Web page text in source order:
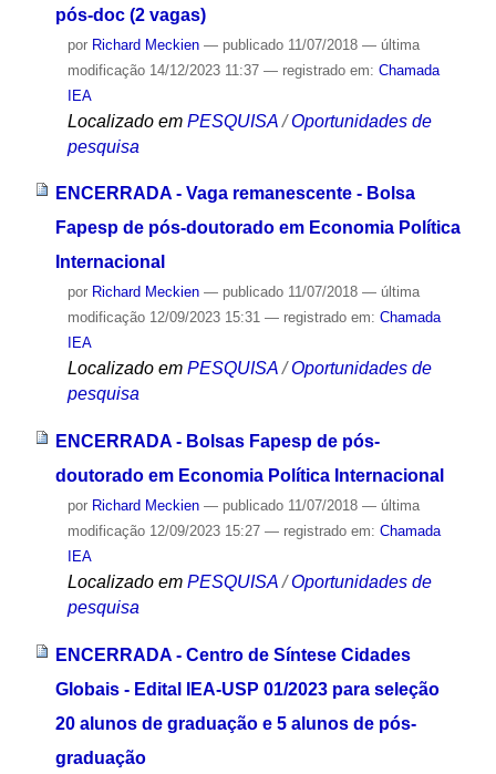
pós-doc (2 vagas)
por Richard Meckien — publicado11/07/2018 — última
modificação14/12/2023 11:37 — registrado em: Chamada
IEA
Localizado em PESQUISA /Oportunidades de
pesquisa
ENCERRADA - Vaga remanescente - Bolsa
Fapesp de pós-doutorado em Economia Política
Internacional
por Richard Meckien — publicado11/07/2018 — última
modificação12/09/2023 15:31 — registrado em: Chamada
IEA
Localizado em PESQUISA /Oportunidades de
pesquisa
ENCERRADA - Bolsas Fapesp de pós-
doutorado em Economia Política Internacional
por Richard Meckien — publicado11/07/2018 — última
modificação12/09/2023 15:27 — registrado em: Chamada
IEA
Localizado em PESQUISA /Oportunidades de
pesquisa
ENCERRADA - Centro de Síntese Cidades
Globais - Edital IEA-USP 01/2023 para seleção
20 alunos de graduação e 5 alunos de pós-
graduação